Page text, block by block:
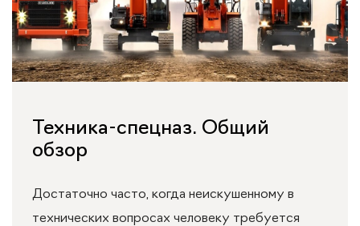
Техника-спецназ. Общий
обзор
Достаточно часто, когда неискушенному в
технических вопросах человеку требуется